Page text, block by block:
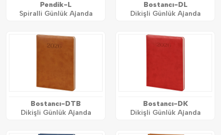
Pendik-L
Spiralli Günlük Ajanda
Bostancı-DL
Dikişli Günlük Ajanda
Bostancı-DTB
Dikişli Günlük Ajanda
Bostancı-DK
Dikişli Günlük Ajanda